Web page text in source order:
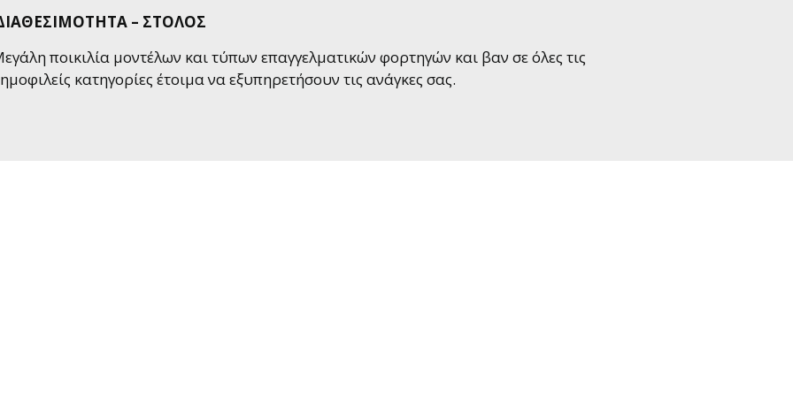
– ΣΤΟΛΟΣ
ποικιλία μοντέλων και τύπων επαγγελματικών φορτηγών και βαν σε όλες τις
κατηγορίες έτοιμα να εξυπηρετήσουν τις ανάγκες σας.